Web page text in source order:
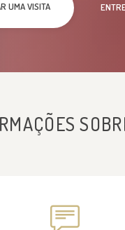
UMA VISITA